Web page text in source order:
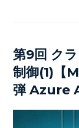
第9回 ク
制御(1)【
弾 Azure